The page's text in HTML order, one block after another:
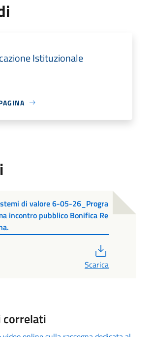
Istituzionale
di valore 6-05-26_Progra
incontro pubblico Bonifica Re
Scarica
correlati